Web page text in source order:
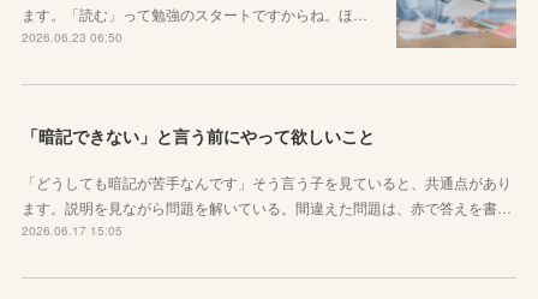
ます。「読む」って勉強のスタートですからね。ほ…
2026.06.23 06:50
「暗記できない」と言う前にやって欲しいこと
「どうしても暗記が苦手なんです」そう言う子を見ていると、共通点があり
ます。説明を見ながら問題を解いている。間違えた問題は、赤で答えを書…
2026.06.17 15:05